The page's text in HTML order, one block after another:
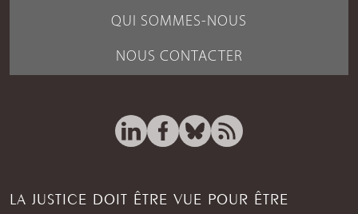
QUI SOMMES-NOUS
NOUS CONTACTER
LA JUSTICE DOIT ÊTRE VUE POUR ÊTRE